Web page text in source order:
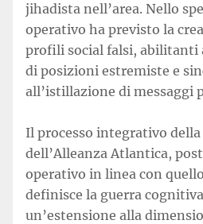
jihadista nell’area. Nello
operativo ha previsto la
profili social falsi, abilitanti
di posizioni estremiste e
all’istillazione di messaggi
Il processo integrativo della
dell’Alleanza Atlantica,
operativo in linea con
definisce la guerra
un’estensione alla